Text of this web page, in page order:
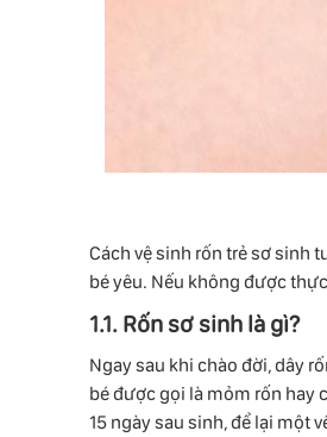
Cách vệ sinh rốn trẻ sơ sinh
bé yêu. Nếu không được
1.1. Rốn sơ sinh là gì?
Ngay sau khi chào đời, dây
bé được gọi là mỏm rốn hay
15 ngày sau sinh, để lại một